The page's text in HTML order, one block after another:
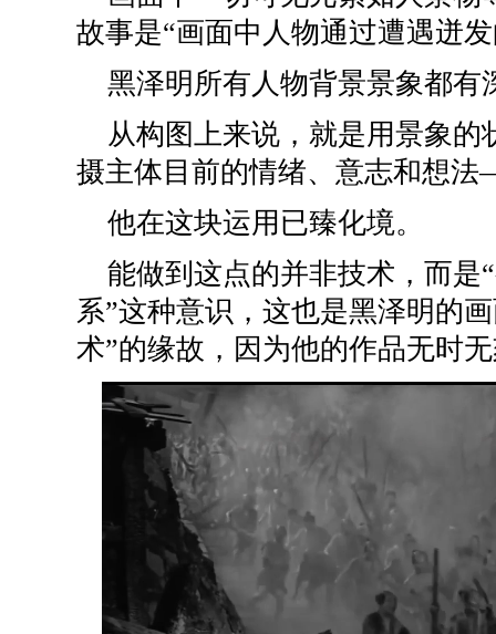
故事是“画面中人物通过遭遇迸
黑泽明所有人物背景景象都有
从构图上来说，就是用景象
摄主体目前的情绪、意志和想
他在这块运用已臻化境。
能做到这点的并非技术，而是
系”这种意识，这也是黑泽明的
术”的缘故，因为他的作品无时